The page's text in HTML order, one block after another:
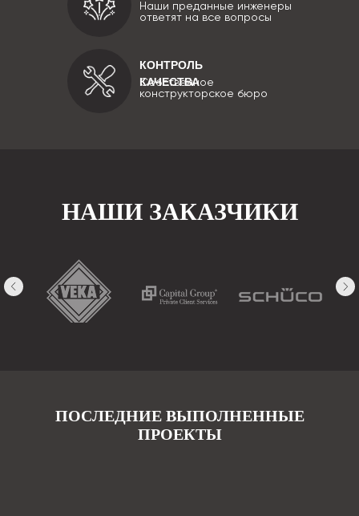
КОНТРОЛЬ
КАЧЕСТВА
Собственное
конструкторское бюро
Наши преданные инженеры
ответят на все вопросы
НАШИ ЗАКАЗЧИКИ
ПОСЛЕДНИЕ ВЫПОЛНЕННЫЕ
ПРОЕКТЫ